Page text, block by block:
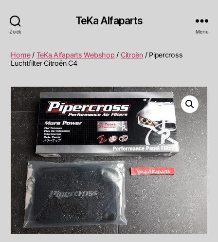
Zoek
TeKa Alfaparts
Menu
Home/ TeKa Alfaparts Webshop / Citroën/ Pipercross
Luchtfilter Citroën C4